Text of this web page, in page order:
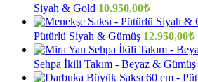
Siyah & Gold 10.950,00₺
Pütürlü Siyah & Gümüş 12.950,00₺
Sehpa İkili Takım - Beyaz & Gümüş